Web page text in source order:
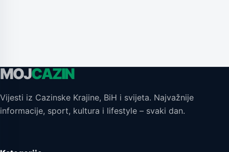
MOJCAZIN
Vijesti iz Cazinske Krajine, BiH i svijeta. Najvažnije
informacije, sport, kultura i lifestyle – svaki dan.